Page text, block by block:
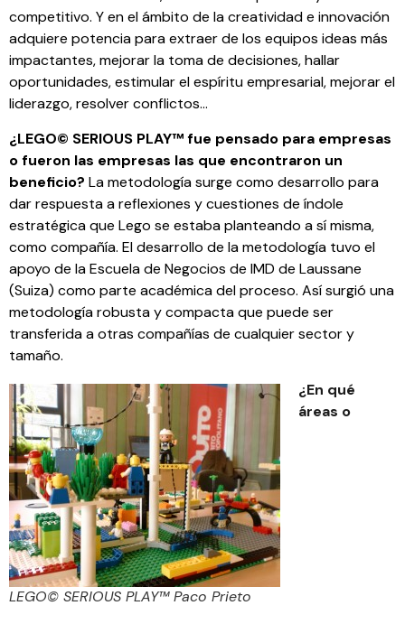
competitivo. Y en el ámbito de la creatividad e innovación
adquiere potencia para extraer de los equipos ideas más
impactantes, mejorar la toma de decisiones, hallar
oportunidades, estimular el espíritu empresarial, mejorar el
liderazgo, resolver conflictos…
¿LEGO© SERIOUS PLAY™ fue pensado para empresas
o fueron las empresas las que encontraron un
beneficio? La metodología surge como desarrollo para
dar respuesta a reflexiones y cuestiones de índole
estratégica que Lego se estaba planteando a sí misma,
como compañía. El desarrollo de la metodología tuvo el
apoyo de la Escuela de Negocios de IMD de Laussane
(Suiza) como parte académica del proceso. Así surgió una
metodología robusta y compacta que puede ser
transferida a otras compañías de cualquier sector y
tamaño.
LEGO© SERIOUS PLAY™ Paco Prieto
¿En qué
áreas o